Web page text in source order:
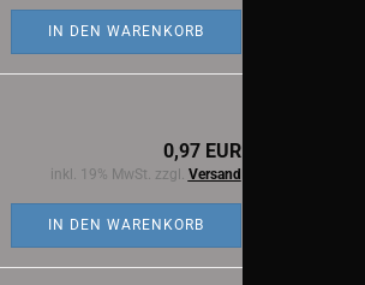
IN DEN WARENKORB
0,97 EUR
inkl. 19% MwSt. zzgl. Versand
IN DEN WARENKORB